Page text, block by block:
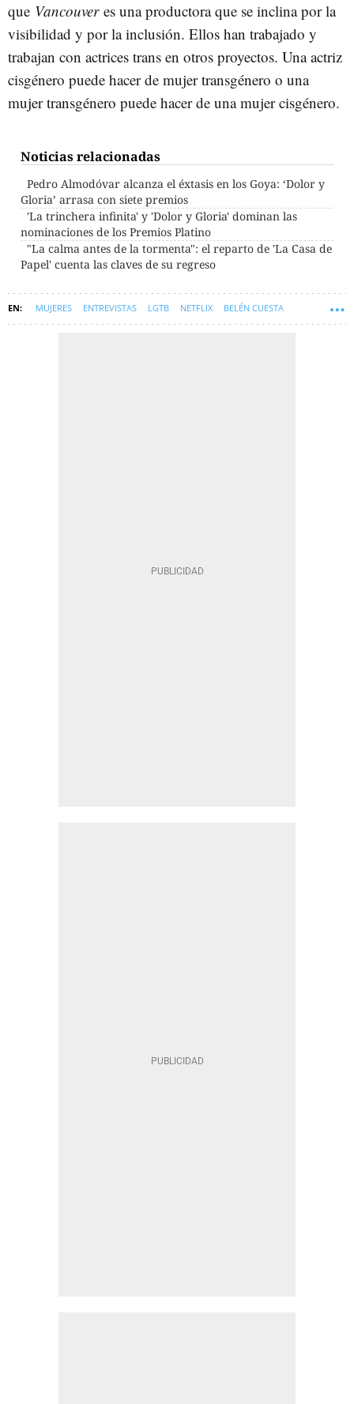
que Vancouver es una productora que se inclina por la
visibilidad y por la inclusión. Ellos han trabajado y
trabajan con actrices trans en otros proyectos. Una actriz
cisgénero puede hacer de mujer transgénero o una
mujer transgénero puede hacer de una mujer cisgénero.
Noticias relacionadas
Pedro Almodóvar alcanza el éxtasis en los Goya: ‘Dolor y
Gloria’ arrasa con siete premios
'La trinchera infinita' y 'Dolor y Gloria' dominan las
nominaciones de los Premios Platino
"La calma antes de la tormenta": el reparto de 'La Casa de
Papel' cuenta las claves de su regreso
MUJERES ENTREVISTAS LGTB NETFLIX BELÉN CUESTA